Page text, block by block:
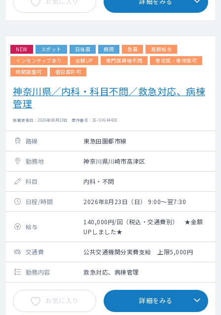
NEW スポット 日当直 病院 急募
高額給与
インセンティブあり
金額UP 専門医資格不問
専攻医・専修医可
時間調整可
宿日直許可
神奈川県／内科・科目不問／救急対応、病棟
管理
掲載更新日 : 2026年08月10日 案件番号 : 26-SV644438
路線 東急田園都市線
勤務地 神奈川県川崎市高津区
科目 内科・不問
日程/時間 2026年8月23日（日） 9:00～翌7:30
給与
140,000円/回（税込・交通費別） ★金額
UPしました★
交通費 公共交通機関分実費支給 上限5,000円
勤務内容 救急対応、病棟管理
お気に入り 詳細をみる